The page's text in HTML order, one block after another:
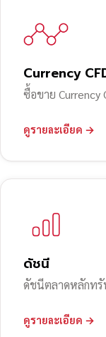
Currency
ซื้อขาย Currency
ดูรายละเอียด →
ดัชนี
ดัชนีตลาดหลักทรั
ดูรายละเอียด →